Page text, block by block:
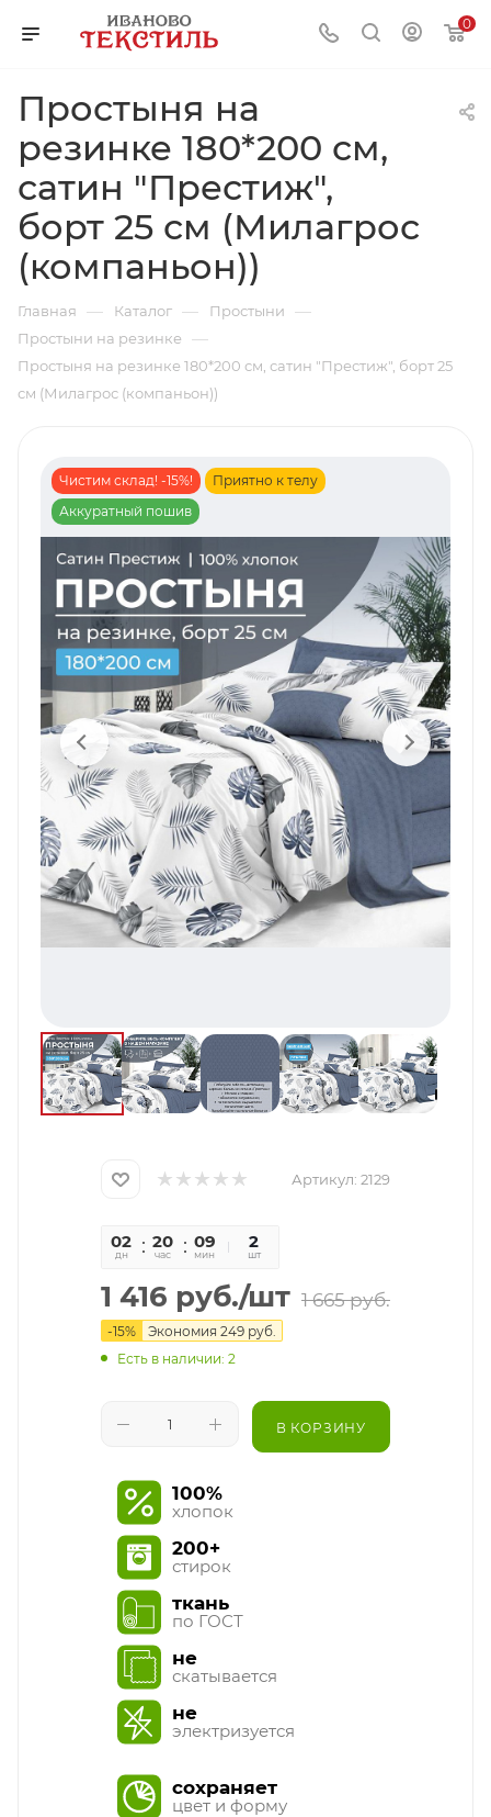
0
Простыня на
резинке 180*200 см,
сатин "Престиж",
борт 25 см (Милагрос
(компаньон))
Главная — Каталог — Простыни —
Простыни на резинке —
Простыня на резинке 180*200 см, сатин "Престиж", борт 25
см (Милагрос (компаньон))
Чистим склад! -15%!
Приятно к телу
Аккуратный пошив
Артикул: 2129
02
дн
20
час
09
мин
38
сек
2
шт
1 416 руб./шт 1 665руб.
-15% Экономия 249 руб.
Есть в наличии: 2
В КОРЗИНУ
100%
хлопок
200+
стирок
ткань
по ГОСТ
не
скатывается
не
электризуется
сохраняет
цвет и форму